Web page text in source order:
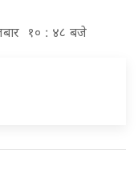
१० : ४८ बजे